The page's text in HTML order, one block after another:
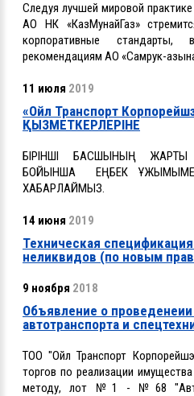
Следуя лучшей мировой
АО НК «КазМунайГаз»
корпоративные
рекомендациям АО «Самрук-
11 июля 2019
«Ойл Транспорт
ҚЫЗМЕТКЕРЛЕРІНЕ
БІРІНШІ БАСШЫНЫҢ
БОЙЫНША ЕҢБЕК
ХАБАРЛАЙМЫЗ.
14 июня 2019
Техническая
неликвидов (по новым
9 ноября 2018
Объявление о
автотранспорта и
ТОО "Ойл Транспорт
торгов по реализации
методу, лот №1 - №68